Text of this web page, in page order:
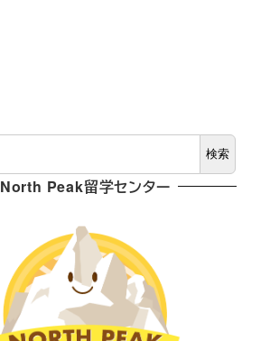
検索
North Peak留学センター